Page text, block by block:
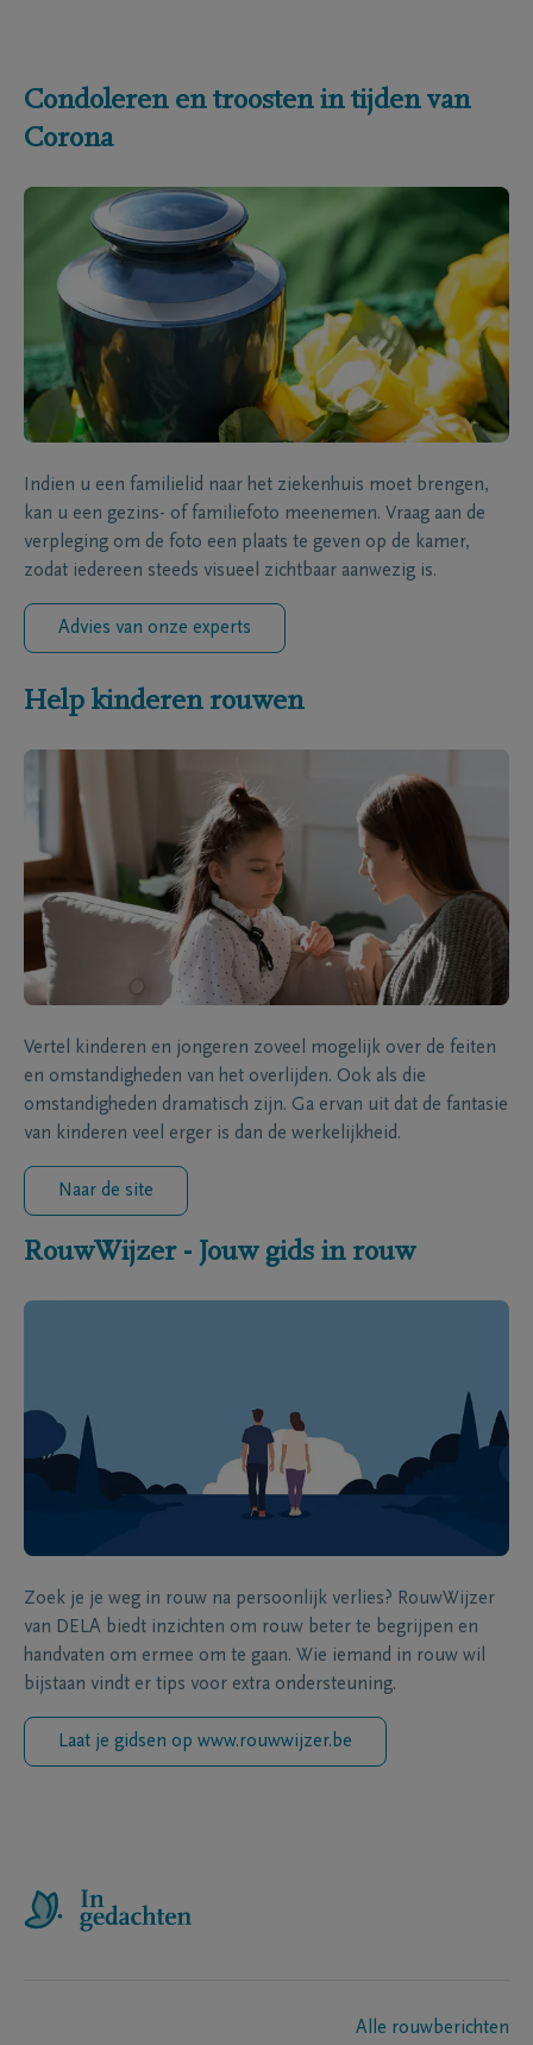
Condoleren en troosten in tijden van
Corona
Indien u een familielid naar het ziekenhuis moet brengen,
kan u een gezins- of familiefoto meenemen. Vraag aan de
verpleging om de foto een plaats te geven op de kamer,
zodat iedereen steeds visueel zichtbaar aanwezig is.
Advies van onze experts
Help kinderen rouwen
Vertel kinderen en jongeren zoveel mogelijk over de feiten
en omstandigheden van het overlijden. Ook als die
omstandigheden dramatisch zijn. Ga ervan uit dat de fantasie
van kinderen veel erger is dan de werkelijkheid.
Naar de site
RouwWijzer - Jouw gids in rouw
Zoek je je weg in rouw na persoonlijk verlies? RouwWijzer
van DELA biedt inzichten om rouw beter te begrijpen en
handvaten om ermee om te gaan. Wie iemand in rouw wil
bijstaan vindt er tips voor extra ondersteuning.
Laat je gidsen op www.rouwwijzer.be
Alle rouwberichten